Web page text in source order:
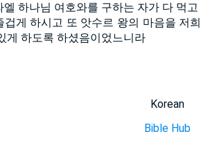
하나님 여호와를 구하는 자가 다 먹고
겁게 하시고 또 앗수르 왕의 마음을 저
게 하도록 하셨음이었느니라
Korean
Bible Hub